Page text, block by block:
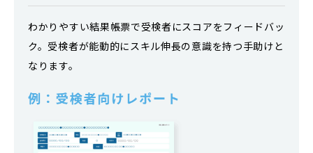
わかりやすい結果帳票で受検者にスコアをフィードバッ
ク。受検者が能動的にスキル伸長の意識を持つ手助けと
なります。